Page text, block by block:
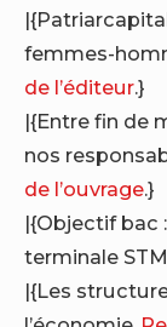
femmes-
de l’éditeur.}
|{Entre fin de
nos
de l’ouvrage.}
|{Objectif bac
terminale
|{Les